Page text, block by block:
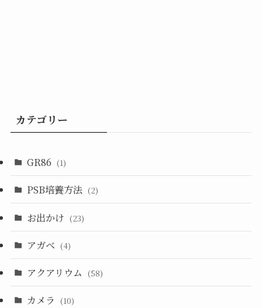
カテゴリー
GR86 (1)
PSB培養方法 (2)
お出かけ (23)
アガベ (4)
アクアリウム (58)
カメラ (10)